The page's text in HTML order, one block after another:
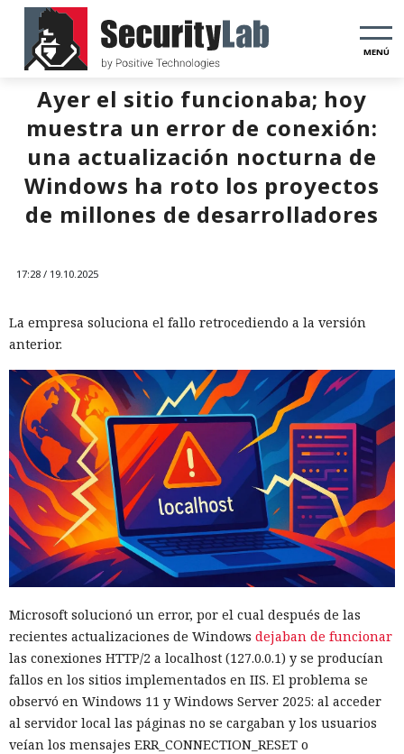
MENÚ
Ayer el sitio funcionaba; hoy
muestra un error de conexión:
una actualización nocturna de
Windows ha roto los proyectos
de millones de desarrolladores
17:28 / 19.10.2025
La empresa soluciona el fallo retrocediendo a la versión
anterior.
Microsoft solucionó un error, por el cual después de las
recientes actualizaciones de Windows dejaban de funcionar
las conexiones HTTP/2 a localhost (127.0.0.1) y se producían
fallos en los sitios implementados en IIS. El problema se
observó en Windows 11 y Windows Server 2025: al acceder
al servidor local las páginas no se cargaban y los usuarios
veían los mensajes ERR_CONNECTION_RESET o